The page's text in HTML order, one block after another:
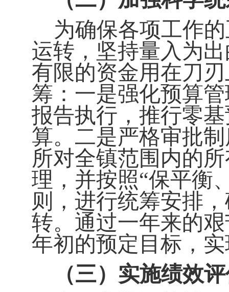
为确保各项工作
运转，坚持量入为
有限的资金用在刀
筹：一是强化预算
报告执行，推行零
算。二是严格审批
所对全镇范围内的
理，并按照“保平衡
则，进行统筹安排
转。通过一年来的
年初的预定目标，
（三）实施绩效